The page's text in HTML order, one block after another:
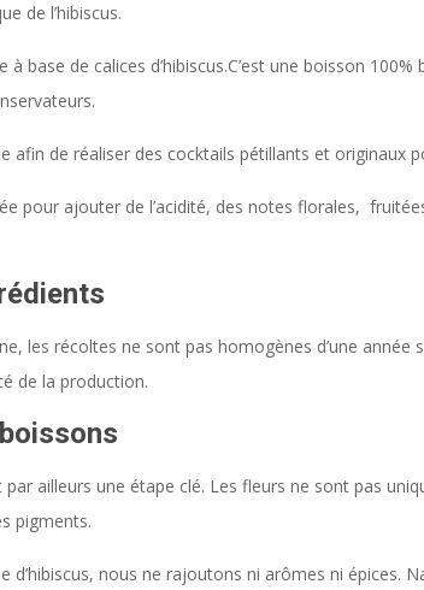
de l’hibiscus.
à base de calices d’hibiscus.C’est une boisson
afin de réaliser des cocktails pétillants et originaux
pour ajouter de l’acidité, des notes florales,
les récoltes ne sont pas homogènes d’une année
de la production.
par ailleurs une étape clé. Les fleurs ne sont pas
pigments.
d’hibiscus, nous ne rajoutons ni arômes ni épices.